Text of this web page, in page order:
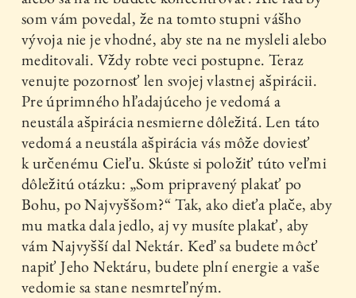
som vám povedal, že na tomto stupni vášho
vývoja nie je vhodné, aby ste na ne mysleli alebo
meditovali. Vždy robte veci postupne. Teraz
venujte pozornosť len svojej vlastnej ašpirácii.
Pre úprimného hľadajúceho je vedomá a
neustála ašpirácia nesmierne dôležitá. Len táto
vedomá a neustála ašpirácia vás môže doviesť
k určenému Cieľu. Skúste si položiť túto veľmi
dôležitú otázku: „Som pripravený plakať po
Bohu, po Najvyššom?“ Tak, ako dieťa plače, aby
mu matka dala jedlo, aj vy musíte plakať, aby
vám Najvyšší dal Nektár. Keď sa budete môcť
napiť Jeho Nektáru, budete plní energie a vaše
vedomie sa stane nesmrteľným.